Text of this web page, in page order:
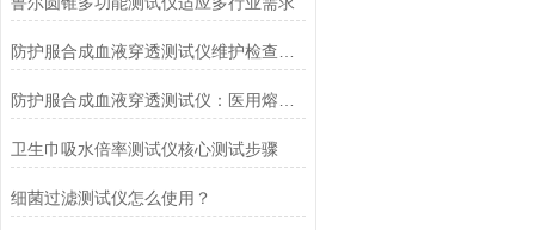
卫生巾吸水倍率测试仪核心测试步骤
细菌过滤测试仪怎么使用？